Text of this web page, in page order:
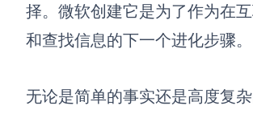
择。微软创建它是为了作为在
和查找信息的下一个进化步骤。
无论是简单的事实还是高度复